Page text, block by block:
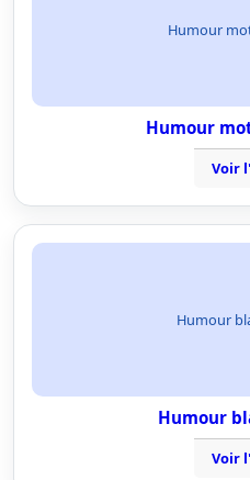
Humour
Humour
Voir
Humour
Humour
Voir